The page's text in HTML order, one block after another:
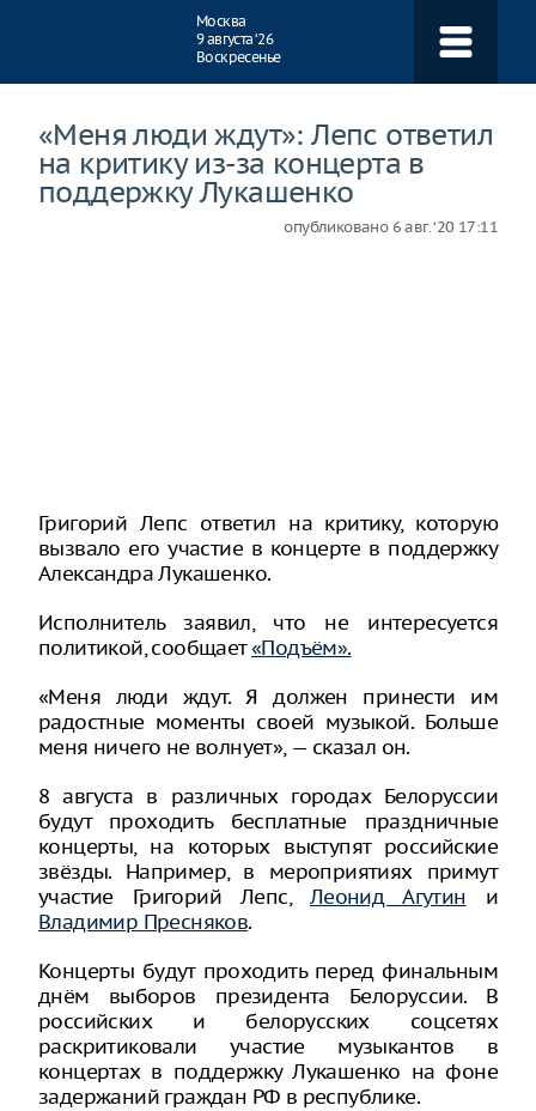
Москва
9 августа ‘26
Воскресенье
«Меня люди ждут»: Лепс ответил
на критику из-за концерта в
поддержку Лукашенко
опубликовано 6 авг. ‘20 17:11
Григорий Лепс ответил на критику, которую
вызвало его участие в концерте в поддержку
Александра Лукашенко.
Исполнитель заявил, что не интересуется
политикой, сообщает«Подъём».
«Меня люди ждут. Я должен принести им
радостные моменты своей музыкой. Больше
меня ничего не волнует», — сказал он.
8 августа в различных городах Белоруссии
будут проходить бесплатные праздничные
концерты, на которых выступят российские
звёзды. Например, в мероприятиях примут
участие Григорий Лепс, Леонид Агутин и
Владимир Пресняков.
Концерты будут проходить перед финальным
днём выборов президента Белоруссии. В
российских и белорусских соцсетях
раскритиковали участие музыкантов в
концертах в поддержку Лукашенко на фоне
задержаний граждан РФ в республике.